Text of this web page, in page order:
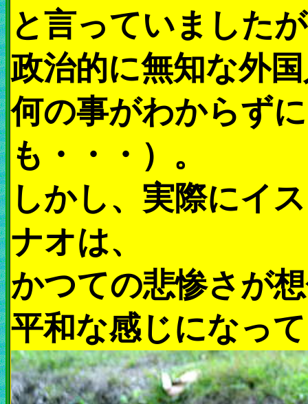
と言っていました
政治的に無知な外
何の事がわからず
も・・・）。
しかし、実際にイ
ナオは、
かつての悲惨さが
平和な感じになっ